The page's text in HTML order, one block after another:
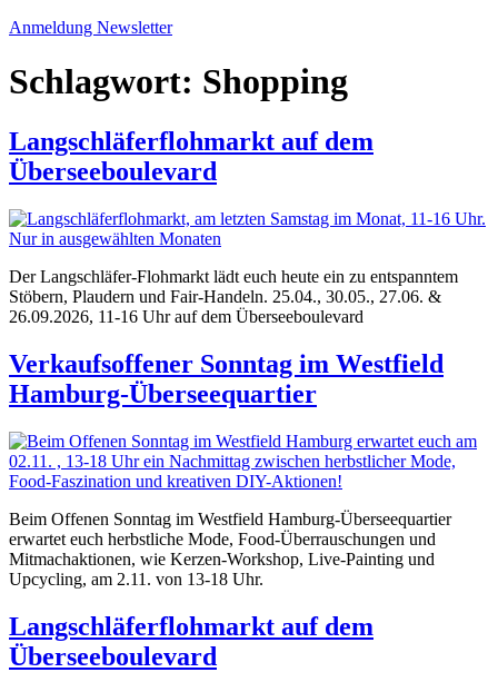
Anmeldung Newsletter
Schlagwort: Shopping
Langschläferflohmarkt auf dem
Überseeboulevard
Der Langschläfer-Flohmarkt lädt euch heute ein zu entspanntem
Stöbern, Plaudern und Fair‑Handeln. 25.04., 30.05., 27.06. &
26.09.2026, 11-16 Uhr auf dem Überseeboulevard
Verkaufsoffener Sonntag im Westfield
Hamburg-Überseequartier
Beim Offenen Sonntag im Westfield Hamburg-Überseequartier
erwartet euch herbstliche Mode, Food-Überrauschungen und
Mitmachaktionen, wie Kerzen-Workshop, Live-Painting und
Upcycling, am 2.11. von 13-18 Uhr.
Langschläferflohmarkt auf dem
Überseeboulevard